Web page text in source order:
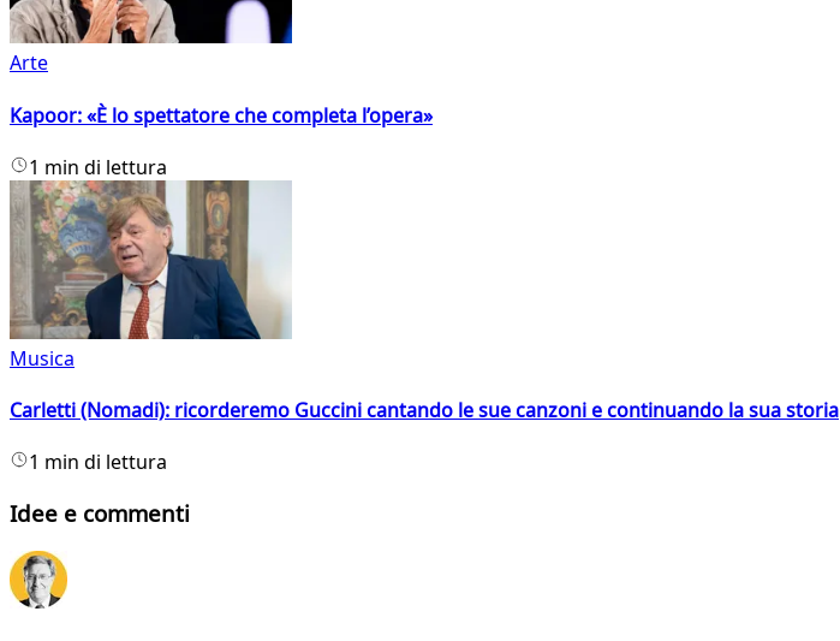
Arte
Kapoor: «È lo spettatore che completa l’opera»
1 min di lettura
Musica
Carletti (Nomadi): ricorderemo Guccini cantando le sue canzoni e continuando la sua storia
1 min di lettura
Idee e commenti